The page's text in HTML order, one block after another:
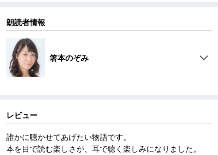
朗読者情報
箸本のぞみ
レビュー
誰かに聴かせてあげたい物語です。
本を目で読む楽しさが、耳で聴く楽しみになりました。